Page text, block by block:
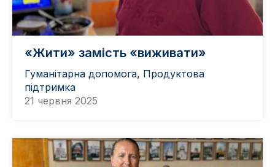
«Жити» замість «виживати»
Гуманітарна допомога, Продуктова
підтримка
21 червня 2025